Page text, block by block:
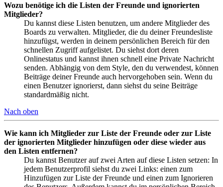
Wozu benötige ich die Listen der Freunde und ignorierten
Mitglieder?
Du kannst diese Listen benutzen, um andere Mitglieder des
Boards zu verwalten. Mitglieder, die du deiner Freundesliste
hinzufügst, werden in deinem persönlichen Bereich für den
schnellen Zugriff aufgelistet. Du siehst dort deren
Onlinestatus und kannst ihnen schnell eine Private Nachricht
senden. Abhängig von dem Style, den du verwendest, können
Beiträge deiner Freunde auch hervorgehoben sein. Wenn du
einen Benutzer ignorierst, dann siehst du seine Beiträge
standardmäßig nicht.
Nach oben
Wie kann ich Mitglieder zur Liste der Freunde oder zur Liste
der ignorierten Mitglieder hinzufügen oder diese wieder aus
den Listen entfernen?
Du kannst Benutzer auf zwei Arten auf diese Listen setzen: In
jedem Benutzerprofil siehst du zwei Links: einen zum
Hinzufügen zur Liste der Freunde und einen zum Ignorieren